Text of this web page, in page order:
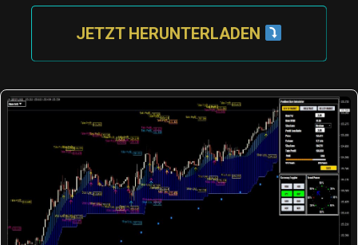
JETZT HERUNTERLADEN